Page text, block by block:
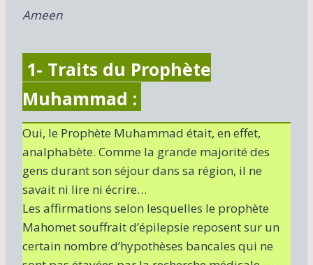
Ameen
1- Traits du Prophète
Muhammad :
Oui, le Prophète Muhammad était, en effet,
analphabète. Comme la grande majorité des
gens durant son séjour dans sa région, il ne
savait ni lire ni écrire…
Les affirmations selon lesquelles le prophète
Mahomet souffrait d’épilepsie reposent sur un
certain nombre d’hypothèses bancales qui ne